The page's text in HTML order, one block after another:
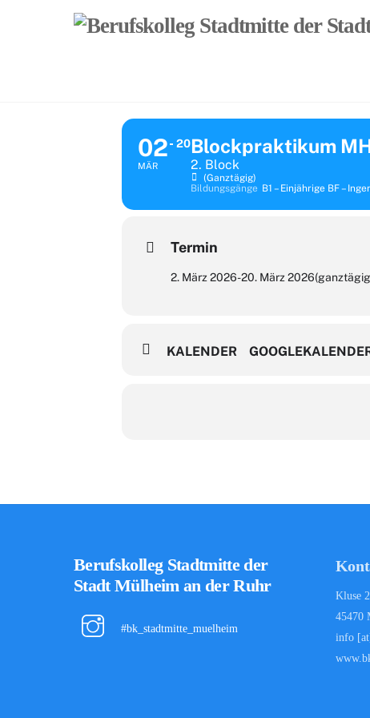
02
MÄR
20Blockpraktikum
2. Block
(ganztägig)
Bildungsgänge B1 – Einjährige BF –
Termin
2. März 2026-20. März 2026
KALENDER
Berufskolleg Stadtmitte der
Stadt Mülheim an der Ruhr
#bk_stadtmitte_muelheim
Kluse
45470
info